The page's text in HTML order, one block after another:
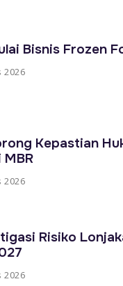
Bisnis Frozen
2026
Kepastian
MBR
2026
Risiko
2026